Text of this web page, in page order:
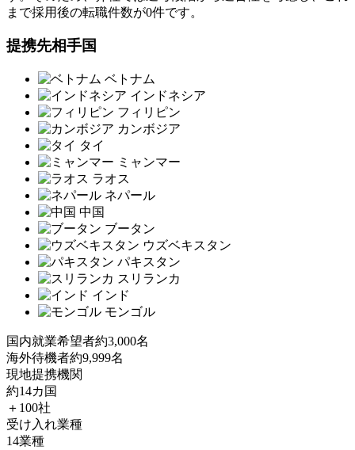
まで採用後の転職件数が0件です。
提携先相手国
ベトナム
インドネシア
フィリピン
カンボジア
タイ
ミャンマー
ラオス
ネパール
中国
ブータン
ウズベキスタン
パキスタン
スリランカ
インド
モンゴル
国内就業希望者約3,000名
海外待機者約9,999名
現地提携機関
約14カ国
＋100社
受け入れ業種
14業種